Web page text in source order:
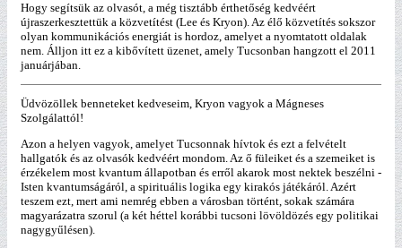
Hogy segítsük az olvasót, a még tisztább érthetőség kedvéért
újraszerkesztettük a közvetítést (Lee és Kryon). Az élő közvetítés sokszor
olyan kommunikációs energiát is hordoz, amelyet a nyomtatott oldalak
nem. Álljon itt ez a kibővített üzenet, amely Tucsonban hangzott el 2011
januárjában.
Üdvözöllek benneteket kedveseim, Kryon vagyok a Mágneses
Szolgálattól!
Azon a helyen vagyok, amelyet Tucsonnak hívtok és ezt a felvételt
hallgatók és az olvasók kedvéért mondom. Az ő füleiket és a szemeiket is
érzékelem most kvantum állapotban és erről akarok most nektek beszélni -
Isten kvantumságáról, a spirituális logika egy kirakós játékáról. Azért
teszem ezt, mert ami nemrég ebben a városban történt, sokak számára
magyarázatra szorul (a két héttel korábbi tucsoni lövöldözés egy politikai
nagygyűlésen).